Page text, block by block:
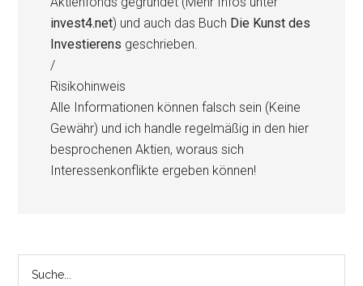
invest4.net) und auch das Buch Die Kunst des
Investierens geschrieben.
/
Risikohinweis
Alle Informationen können falsch sein (Keine
Gewähr) und ich handle regelmäßig in den hier
besprochenen Aktien, woraus sich
Interessenkonflikte ergeben können!